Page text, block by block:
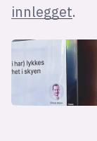
innlegget.